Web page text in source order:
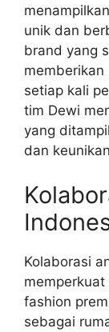
unik dan
brand yang
memberikan
setiap kali
tim Dewi
yang
dan
Kolaborasi
fashion
sebagai